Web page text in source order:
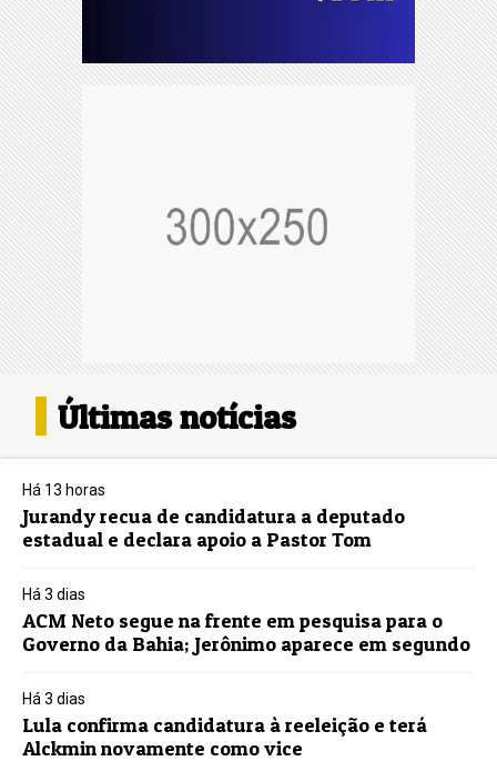
Últimas notícias
Há 13 horas
Jurandy recua de candidatura a deputado
estadual e declara apoio a Pastor Tom
Há 3 dias
ACM Neto segue na frente em pesquisa para o
Governo da Bahia; Jerônimo aparece em segundo
Há 3 dias
Lula confirma candidatura à reeleição e terá
Alckmin novamente como vice